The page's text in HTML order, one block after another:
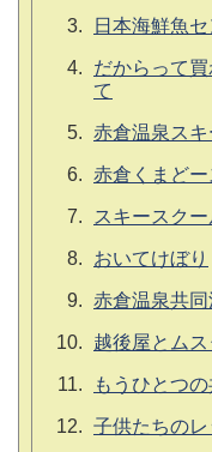
日本海鮮魚
だからって
て
赤倉温泉ス
赤倉くまど
スキースク
おいてけぼり
赤倉温泉共
越後屋とム
もうひとつ
子供たちの